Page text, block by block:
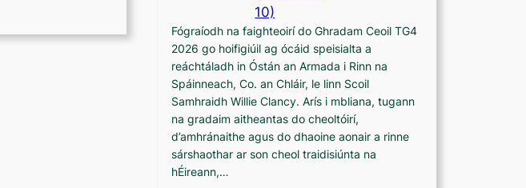
10)
Fógraíodh na faighteoirí do Ghradam Ceoil TG4
2026 go hoifigiúil ag ócáid speisialta a
reáchtáladh in Óstán an Armada i Rinn na
Spáinneach, Co. an Chláir, le linn Scoil
Samhraidh Willie Clancy. Arís i mbliana, tugann
na gradaim aitheantas do cheoltóirí,
d’amhránaithe agus do dhaoine aonair a rinne
sárshaothar ar son cheol traidisiúnta na
hÉireann,…